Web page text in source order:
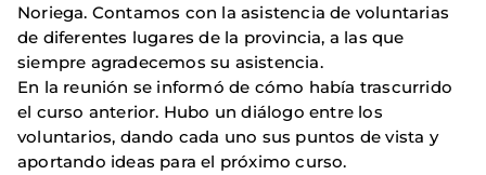
Noriega. Contamos con la asistencia de voluntarias
de diferentes lugares de la provincia, a las que
siempre agradecemos su asistencia.
En la reunión se informó de cómo había trascurrido
el curso anterior. Hubo un diálogo entre los
voluntarios, dando cada uno sus puntos de vista y
aportando ideas para el próximo curso.